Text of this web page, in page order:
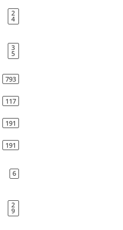
2
4
3
5
793
117
191
191
6
2
9